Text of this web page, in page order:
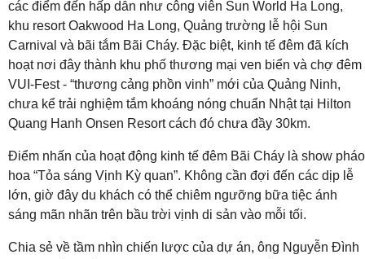
các điểm đến hấp dẫn như công viên Sun World Ha Long,
khu resort Oakwood Ha Long, Quảng trường lễ hội Sun
Carnival và bãi tắm Bãi Cháy. Đặc biệt, kinh tế đêm đã kích
hoạt nơi đây thành khu phố thương mại ven biển và chợ đêm
VUI-Fest - “thương cảng phồn vinh” mới của Quảng Ninh,
chưa kể trải nghiệm tắm khoáng nóng chuẩn Nhật tại Hilton
Quang Hanh Onsen Resort cách đó chưa đầy 30km.
Điểm nhấn của hoạt động kinh tế đêm Bãi Cháy là show pháo
hoa “Tỏa sáng Vịnh Kỳ quan”. Không cần đợi đến các dịp lễ
lớn, giờ đây du khách có thể chiêm ngưỡng bữa tiệc ánh
sáng mãn nhãn trên bầu trời vịnh di sản vào mỗi tối.
Chia sẻ về tầm nhìn chiến lược của dự án, ông Nguyễn Đình